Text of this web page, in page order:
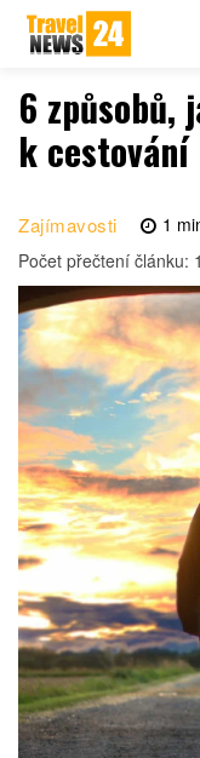
6 způsobů,
k cestování
Zajímavosti 1
Počet přečtení článku: